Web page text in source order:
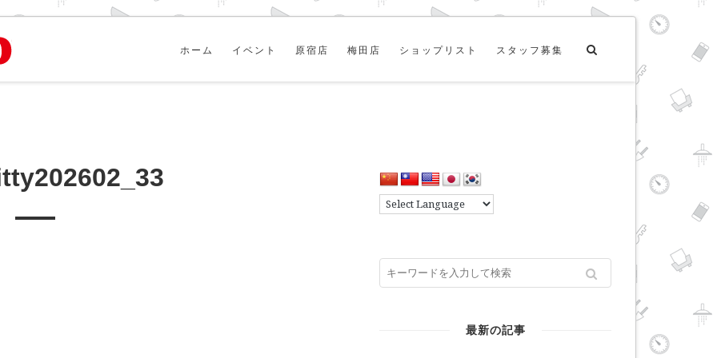
ホーム イベント 原宿店 梅田店 ショップリスト スタッフ募集
最新の記事